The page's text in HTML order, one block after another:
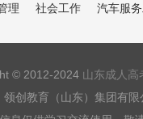
理 社会工作 汽车服
© 2012-2024 山东成人高
领创教育（山东）集团有限